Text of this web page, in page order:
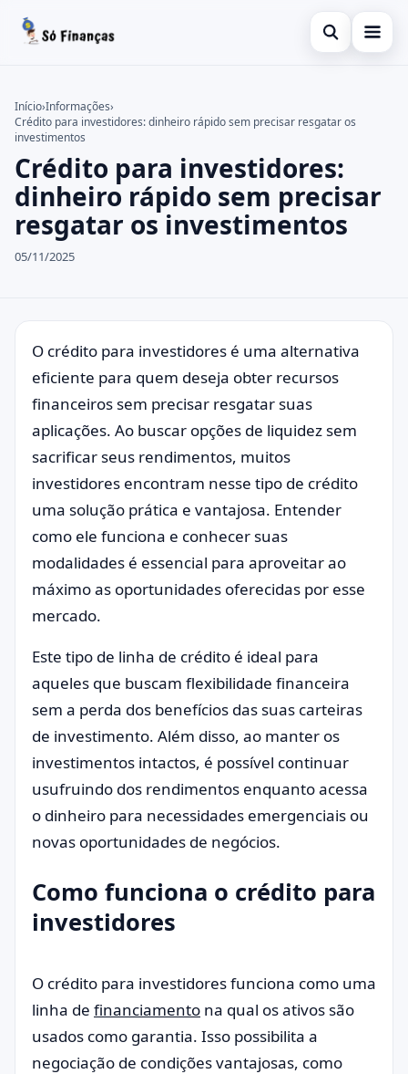
Abrir busca
Finanças
Empréstimo
Informações
Investimentos
Pessoal
Buscar no site
Buscar por:
Pressione Enter para buscar ou ESC para fechar.
Início›Informações›
Crédito para investidores: dinheiro rápido sem precisar resgatar os
investimentos
Crédito para investidores:
dinheiro rápido sem precisar
resgatar os investimentos
05/11/2025
O crédito para investidores é uma alternativa
eficiente para quem deseja obter recursos
financeiros sem precisar resgatar suas
aplicações. Ao buscar opções de liquidez sem
sacrificar seus rendimentos, muitos
investidores encontram nesse tipo de crédito
uma solução prática e vantajosa. Entender
como ele funciona e conhecer suas
modalidades é essencial para aproveitar ao
máximo as oportunidades oferecidas por esse
mercado.
Este tipo de linha de crédito é ideal para
aqueles que buscam flexibilidade financeira
sem a perda dos benefícios das suas carteiras
de investimento. Além disso, ao manter os
investimentos intactos, é possível continuar
usufruindo dos rendimentos enquanto acessa
o dinheiro para necessidades emergenciais ou
novas oportunidades de negócios.
Como funciona o crédito para
investidores
O crédito para investidores funciona como uma
linha de financiamento na qual os ativos são
usados como garantia. Isso possibilita a
negociação de condições vantajosas, como